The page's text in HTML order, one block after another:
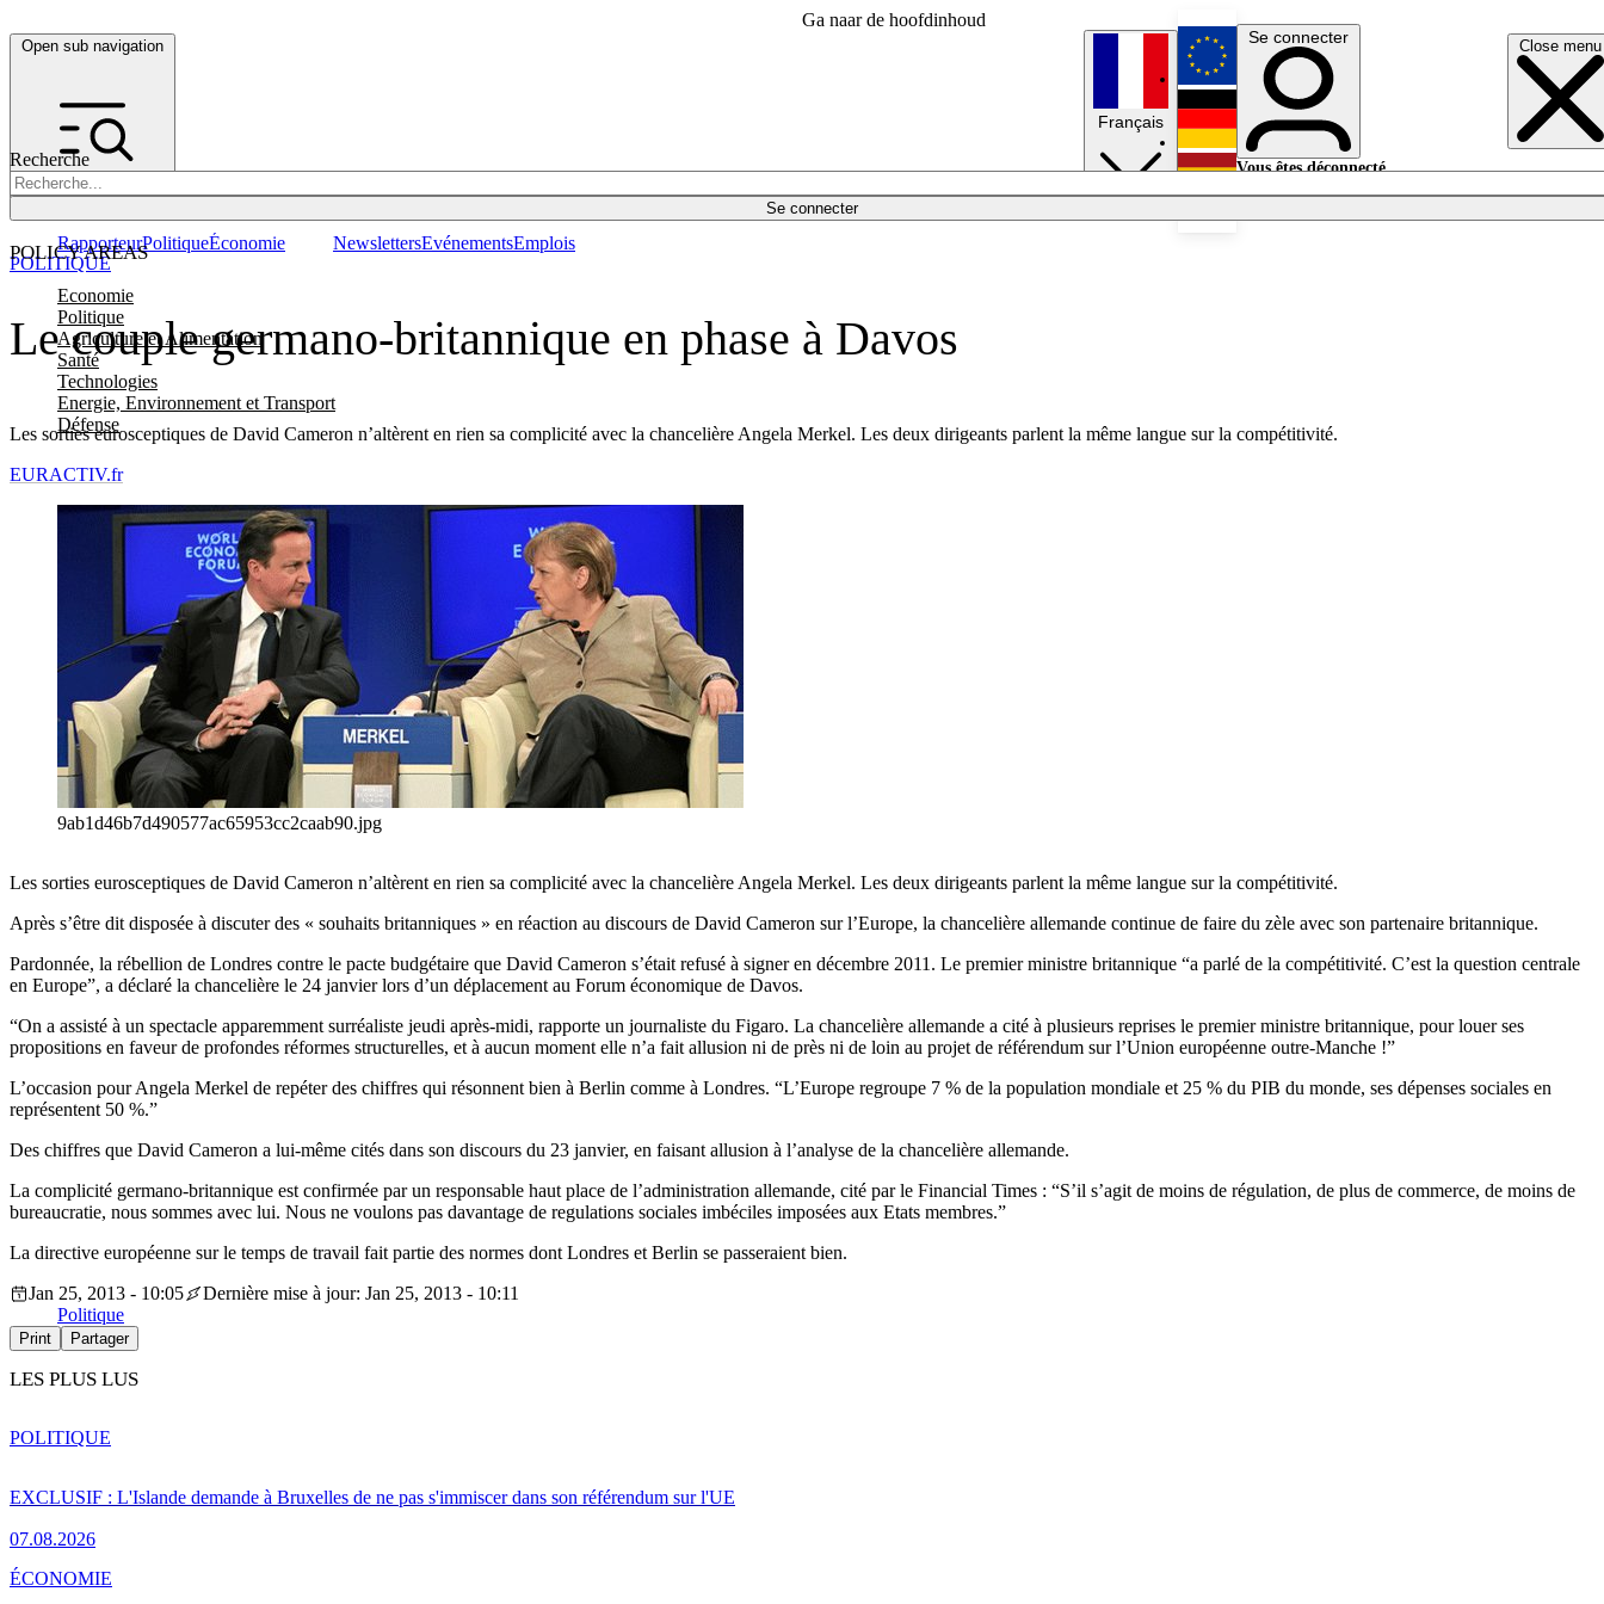
Ga naar de hoofdinhoud
Open sub navigation Close menu
Recherche
Se connecter
POLICY AREAS
Economie
Politique
Agriculture et Alimentation
Santé
Technologies
Energie, Environnement et Transport
Défense
RapporteurPolitiqueÉconomie NewslettersEvénementsEmplois
Français
English
Deutsch
Se connecter
Vous êtes déconnecté.
Le couple germano-britannique en phase à Davos
Les sorties eurosceptiques de David Cameron n’altèrent en rien sa complicité avec la chancelière Angela Merkel. Les deux dirigeants parlent la même langue sur la compétitivité.
POLITIQUE
EURACTIV.fr
9ab1d46b7d490577ac65953cc2caab90.jpg
Les sorties eurosceptiques de David Cameron n’altèrent en rien sa complicité avec la chancelière Angela Merkel. Les deux dirigeants parlent la même langue sur la compétitivité.
Après s’être dit disposée à discuter des « souhaits britanniques » en réaction au discours de David Cameron sur l’Europe, la chancelière allemande continue de faire du zèle avec son partenaire britannique.
Pardonnée, la rébellion de Londres contre le pacte budgétaire que David Cameron s’était refusé à signer en décembre 2011. Le premier ministre britannique “a parlé de la compétitivité. C’est la question centrale
en Europe”, a déclaré la chancelière le 24 janvier lors d’un déplacement au Forum économique de Davos.
“On a assisté à un spectacle apparemment surréaliste jeudi après-midi, rapporte un journaliste du Figaro. La chancelière allemande a cité à plusieurs reprises le premier ministre britannique, pour louer ses
propositions en faveur de profondes réformes structurelles, et à aucun moment elle n’a fait allusion ni de près ni de loin au projet de référendum sur l’Union européenne outre-Manche !”
L’occasion pour Angela Merkel de repéter des chiffres qui résonnent bien à Berlin comme à Londres. “L’Europe regroupe 7 % de la population mondiale et 25 % du PIB du monde, ses dépenses sociales en
représentent 50 %.”
Des chiffres que David Cameron a lui-même cités dans son discours du 23 janvier, en faisant allusion à l’analyse de la chancelière allemande.
La complicité germano-britannique est confirmée par un responsable haut place de l’administration allemande, cité par le Financial Times : “S’il s’agit de moins de régulation, de plus de commerce, de moins de
bureaucratie, nous sommes avec lui. Nous ne voulons pas davantage de regulations sociales imbéciles imposées aux Etats membres.”
La directive européenne sur le temps de travail fait partie des normes dont Londres et Berlin se passeraient bien.
Jan 25, 2013 - 10:05
Dernière mise à jour: Jan 25, 2013 - 10:11
Politique
Print Partager
LES PLUS LUS
EXCLUSIF : L'Islande demande à Bruxelles de ne pas s'immiscer dans son référendum sur l'UE
07.08.2026
POLITIQUE
ÉCONOMIE